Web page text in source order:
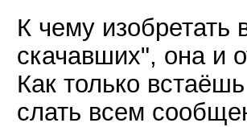
К чему изобретать
скачавших", она и
Как только
слать всем